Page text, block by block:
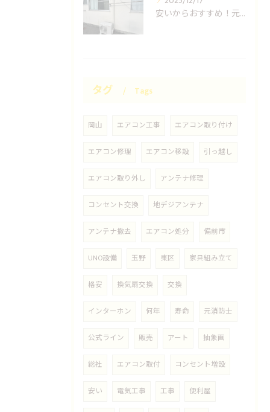
安いからおすすめ！元消防士の岡山エアコン取り付け業者はUNO設備へ！
タグ Tags
岡山 エアコン工事 エアコン取り付け
エアコン修理 エアコン移設 引っ越し
エアコン取り外し アンテナ修理
コンセント交換 地デジアンテナ
アンテナ撤去 エアコン処分 備前市
UNO設備 玉野 東区 家具組み立て
格安 換気扇交換 交換
インターホン 何年 寿命 元消防士
公式ライン 販売 アート 抽象画
総社 エアコン取付 コンセント増設
安い 電気工事 工事 便利屋